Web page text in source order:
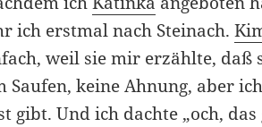
ich erstmal nach Steinach.
weil sie mir erzählte, daß
keine Ahnung, aber
gibt. Und ich dachte „och,